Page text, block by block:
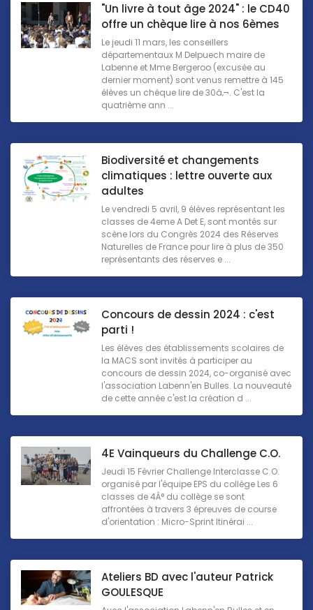
"Un livre à tout âge 2024" : le CD40
offre un chèque lire à nos 6èmes
Le jeudi 11 mars, les conseillers
départementaux M Delpuech maire de
Labenne et Mme Bergeroo (excusée au
dernier moment) sont venus remettre à 145
élèves un chèque lire de 30â‚¬. C'est la
quatrième ann ...
Biodiversité et changements
climatiques : lettre ouverte aux
adultes
Le vendredi 5 avril, 9 élèves représentant les
classes de 4eme A Det E, sont montés sur
scène lors du Congrès 2024 des Réserves
Naturelles de France pour lire à plus de 350
représentants des réserves e ...
Concours de dessin 2024 : c'est
parti !
Les élèves des établissements scolaires de
la MACS sont invités à participer au
concours de dessin 2024, co-organisé avec
l'association Labenn'en Bulles. La nouveauté
de cette année c'est la création d ...
4E Vainqueurs du Challenge C.O.
Jeudi 15 Février Challenge Interclasse C.O.
organisé par l'équipe EPS du collège Les 6
classes de 4Â° du collège se sont
affrontées à travers 3 épreuves de course
d'orientation : Micro-Sprint Itinérai ...
Ateliers BD avec l'auteur Patrick
GOULESQUE